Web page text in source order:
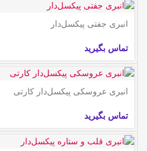
انبری جفتی پیکسل‌دار
تماس بگیرید
انبری عروسکی پیکسل‌دار کارتی
تماس بگیرید